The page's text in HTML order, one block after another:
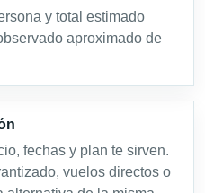
y total estimado
aproximado de
fechas y plan te sirven.
vuelos directos o